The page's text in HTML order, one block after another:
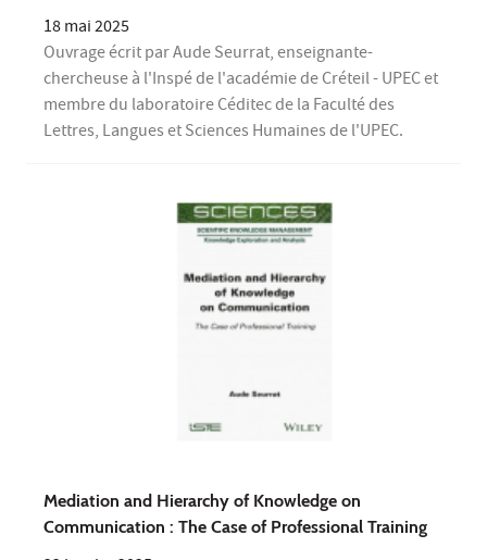
18 mai 2025
Ouvrage écrit par Aude Seurrat, enseignante-
chercheuse à l'Inspé de l'académie de Créteil - UPEC et
membre du laboratoire Céditec de la Faculté des
Lettres, Langues et Sciences Humaines de l'UPEC.
Mediation and Hierarchy of Knowledge on
Communication : The Case of Professional Training